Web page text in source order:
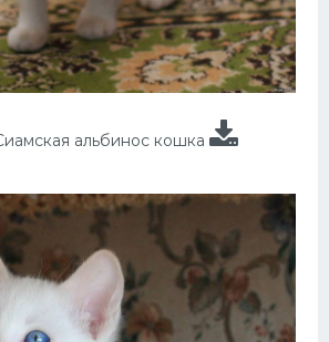
альбинос кошка